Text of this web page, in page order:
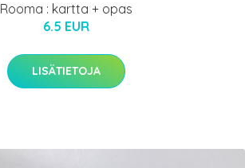
Rooma : kartta + opas
6.5 EUR
LISÄTIETOJA